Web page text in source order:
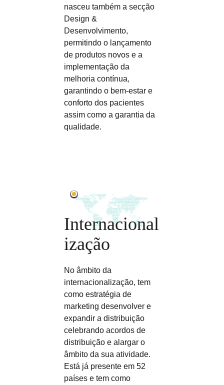
nasceu também a secção
Design &
Desenvolvimento,
permitindo o lançamento
de produtos novos e a
implementação da
melhoria contínua,
garantindo o bem-estar e
conforto dos pacientes
assim como a garantia da
qualidade.
Internacional
ização
No âmbito da
internacionalização, tem
como estratégia de
marketing desenvolver e
expandir a distribuição
celebrando acordos de
distribuição e alargar o
âmbito da sua atividade.
Está já presente em 52
países e tem como